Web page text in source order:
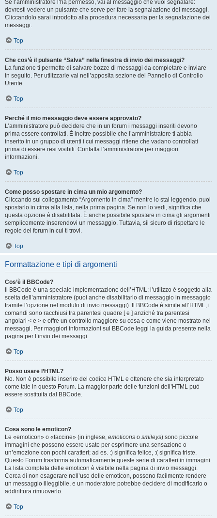
Se l’amministratore l’ha permesso, vai al messaggio che vuoi segnalare:
dovresti vedere un pulsante che serve per fare la segnalazione dei messaggi.
Cliccandolo sarai introdotto alla procedura necessaria per la segnalazione dei
messaggi.
Top
Che cos’è il pulsante “Salva” nella finestra di invio dei messaggi?
La funzione ti permette di salvare bozze di messaggi da completare e inviare
in seguito. Per utilizzarle vai nell’apposita sezione del Pannello di Controllo
Utente.
Top
Perché il mio messaggio deve essere approvato?
L’amministratore può decidere che in un forum i messaggi inseriti devono
prima essere controllati. È inoltre possibile che l’amministratore ti abbia
inserito in un gruppo di utenti i cui messaggi ritiene che vadano controllati
prima di essere resi visibili. Contatta l’amministratore per maggiori
informazioni.
Top
Come posso spostare in cima un mio argomento?
Cliccando sul collegamento “Argomento in cima” mentre lo stai leggendo, puoi
spostarlo in cima alla lista, nella prima pagina. Se non lo vedi, significa che
questa opzione è disabilitata. È anche possibile spostare in cima gli argomenti
semplicemente inserendovi un messaggio. Tuttavia, sii sicuro di rispettare le
regole del forum in cui ti trovi.
Top
Formattazione e tipi di argomenti
Cos’è il BBCode?
Il BBCode è una speciale implementazione dell’HTML; l’utilizzo è soggetto alla
scelta dell’amministratore (puoi anche disabilitarlo di messaggio in messaggio
tramite l’opzione nel modulo di invio messaggi). Il BBCode è simile all’HTML, i
comandi sono racchiusi tra parentesi quadre [ e ] anziché tra parentesi
angolari < e > e offre un controllo maggiore su cosa e come viene mostrato nei
messaggi. Per maggiori informazioni sul BBCode leggi la guida presente nella
pagina per l’invio dei messaggi.
Top
Posso usare l’HTML?
No. Non è possibile inserire del codice HTML e ottenere che sia interpretato
come tale in questo Forum. La maggior parte delle funzioni dell’HTML può
essere sostituita dal BBCode.
Top
Cosa sono le emoticon?
Le «emoticon» o «faccine» (in inglese, emoticons o smileys) sono piccole
immagini che possono essere usate per esprimere una sensazione o
un’emozione con pochi caratteri; ad es. :) significa felice, :( significa triste.
Questo Forum trasforma automaticamente queste serie di caratteri in immagini.
La lista completa delle emoticon è visibile nella pagina di invio messaggi.
Cerca di non esagerare nell’uso delle emoticon, possono facilmente rendere
un messaggio illeggibile, e un moderatore potrebbe decidere di modificarlo o
addirittura rimuoverlo.
Top